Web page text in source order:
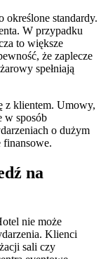
określone standardy.
W przypadku
to większe
że zaplecze
spełniają
z klientem. Umowy,
w sposób
o dużym
finansowe.
na
nie może
Klienci
sali czy